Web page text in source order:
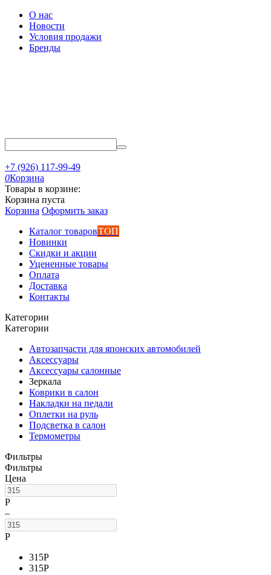
О нас
Новости
Условия продажи
Бренды
+7 (926) 117-99-49
0Корзина
Товары в корзине:
Корзина пуста
Корзина Оформить заказ
Каталог товаровТОП
Новинки
Скидки и акции
Уцененные товары
Оплата
Доставка
Контакты
Категории
Категории
Автозапчасти для японских автомобилей
Аксессуары
Аксессуары салонные
Зеркала
Коврики в салон
Накладки на педали
Оплетки на руль
Подсветка в салон
Термометры
Фильтры
Фильтры
Цена
Р
–
Р
315Р
315Р